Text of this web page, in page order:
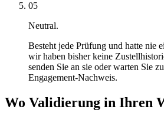
05
Neutral.
Besteht jede Prüfung und hatte nie
wir haben bisher keine
senden Sie an sie oder warten Sie
Engagement-Nachweis.
Wo Validierung in Ihren